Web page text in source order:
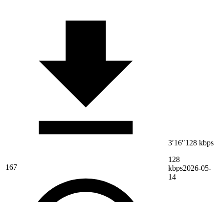
167
3′16″128 kbps
128
kbps2026-05-
14